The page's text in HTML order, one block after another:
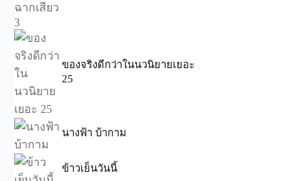
ของจริงดีกว่าในนวนิยายเยอะ
25
นางฟ้า บ้ากาม
ข้าวเย็นวันนี้